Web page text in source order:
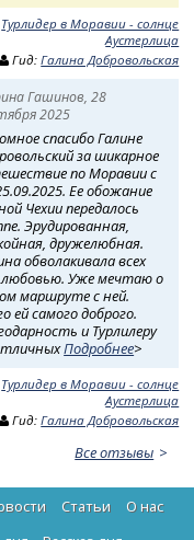
Турлидер в Моравии - солнце
Аустерлица
Гид:Галина Добровольская
Гашинов, 28
2025
спасибо Галине
за шикарное
по Моравии с
Ее обожание
Чехии передалось
Эрудированная,
дружелюбная.
обволакивала всех
любовью. Уже мечтаю о
маршруте с ней.
ей самого доброго.
и Турлилеру
Подробнее>
Турлидер в Моравии - солнце
Аустерлица
Гид:Галина Добровольская
Все отзывы
Статьи
О нас